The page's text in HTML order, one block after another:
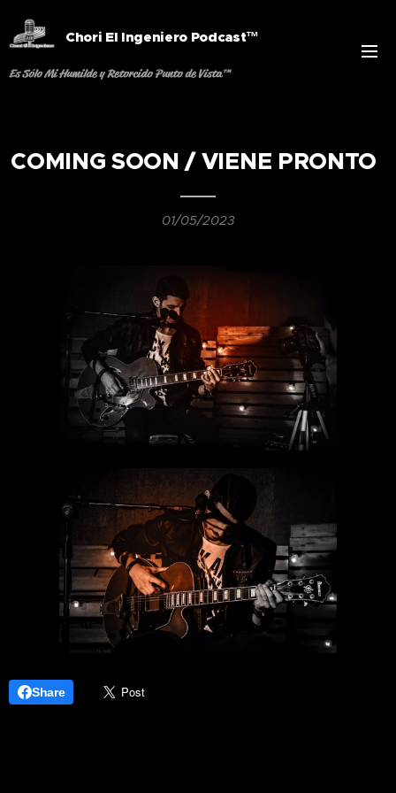
Chori El Ingeniero Podcast™
Es Sólo Mi Humilde y Retorcido Punto de Vista™
COMING SOON / VIENE PRONTO
01/05/2023
Share